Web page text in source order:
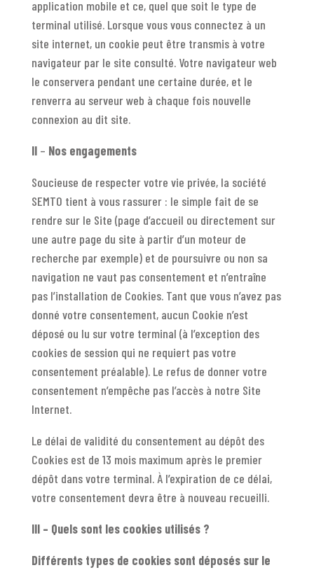
application mobile et ce, quel que soit le type de
terminal utilisé. Lorsque vous vous connectez à un
site internet, un cookie peut être transmis à votre
navigateur par le site consulté. Votre navigateur web
le conservera pendant une certaine durée, et le
renverra au serveur web à chaque fois nouvelle
connexion au dit site.
II– Nos engagements
Soucieuse de respecter votre vie privée, la société
SEMTO tient à vous rassurer : le simple fait de se
rendre sur le Site (page d’accueil ou directement sur
une autre page du site à partir d’un moteur de
recherche par exemple) et de poursuivre ou non sa
navigation ne vaut pas consentement et n’entraîne
pas l’installation de Cookies. Tant que vous n’avez pas
donné votre consentement, aucun Cookie n’est
déposé ou lu sur votre terminal (à l’exception des
cookies de session qui ne requiert pas votre
consentement préalable). Le refus de donner votre
consentement n’empêche pas l’accès à notre Site
Internet.
Le délai de validité du consentement au dépôt des
Cookies est de 13 mois maximum après le premier
dépôt dans votre terminal. À l’expiration de ce délai,
votre consentement devra être à nouveau recueilli.
III – Quels sont les cookies utilisés ?
Différents types de cookies sont déposés sur le